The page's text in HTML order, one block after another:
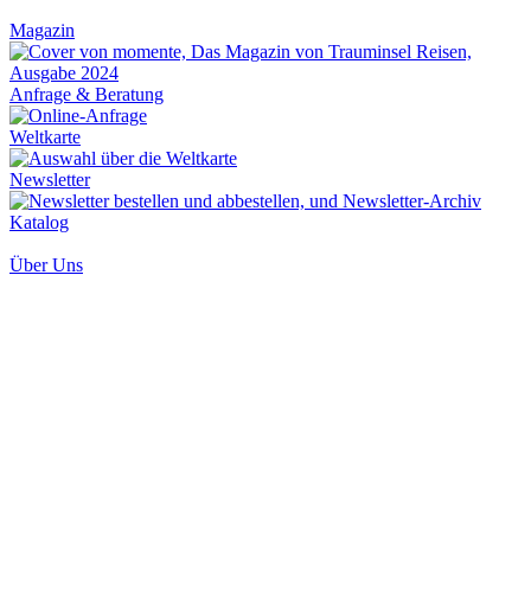
Magazin
Anfrage & Beratung
Weltkarte
Newsletter
Katalog
Über Uns